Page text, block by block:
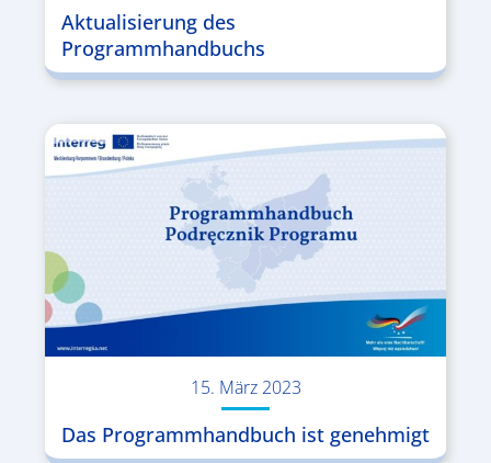
Aktualisierung des
Programmhandbuchs
15. März 2023
Das Programmhandbuch ist genehmigt